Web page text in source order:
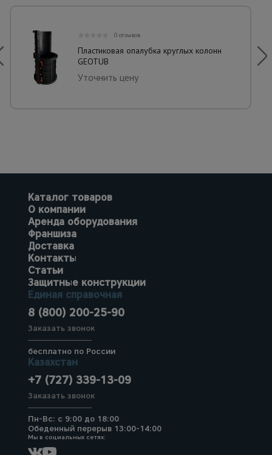
0 отзывов
Пластиковая опалубка круглых колонн
GEOTUB
Уточнить цену
Каталог товаров
О компании
Аренда оборудования
Франшиза
Доставка
Контакты
Статьи
Защитные конструкции
Единая справочная
8 (800) 200-25-90
Заказать звонок
бесплатно по России
Казахстан
+7 (727) 339-13-09
Заказать звонок
Пн-Вс: с 9:00 до 18:00
Обеденный перерыв 13:00-14:00
Мы в социальных сетях: